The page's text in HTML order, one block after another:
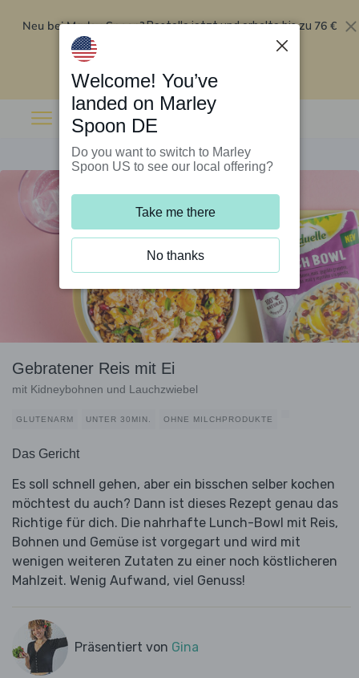
Neu bei Marley Spoon?Bestelle jetzt und erhalte bis zu 76 €
Rabatt auf deine ersten fünf Boxen
Gebratener Reis mit Ei
mit Kidneybohnen und Lauchzwiebel
GLUTENARM UNTER 30MIN. OHNE MILCHPRODUKTE
Das Gericht
Es soll schnell gehen, aber ein bisschen selber kochen
möchtest du auch? Dann ist dieses Rezept genau das
Richtige für dich. Die nahrhafte Lunch-Bowl mit Reis,
Bohnen und Gemüse ist vorgegart und wird mit
wenigen weiteren Zutaten zu einer noch köstlicheren
Mahlzeit. Wenig Aufwand, viel Genuss!
Präsentiert von Gina
Welcome! You’ve
landed on Marley
Spoon DE
Do you want to switch to Marley
Spoon US to see our local offering?
Take me there
No thanks